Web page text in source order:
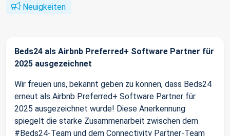
Neuigkeiten
Beds24 als Airbnb Preferred+ Software Partner für
2025 ausgezeichnet
Wir freuen uns, bekannt geben zu können, dass Beds24
erneut als Airbnb Preferred+ Software Partner für
2025 ausgezeichnet wurde! Diese Anerkennung
spiegelt die starke Zusammenarbeit zwischen dem
#Beds24-Team und dem Connectivity Partner-Team